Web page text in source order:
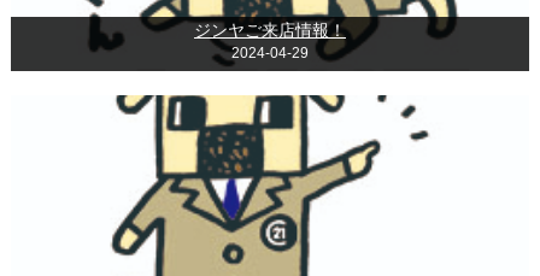
ジンヤご来店情報！
2024-04-29